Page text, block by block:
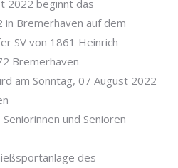
2022 beginnt das
in Bremerhaven auf dem
SV von 1861 Heinrich
Bremerhaven
am Sonntag, 07 August 2022
und Senioren
des